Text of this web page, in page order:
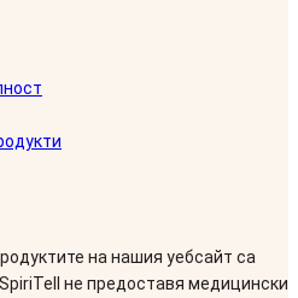
на нашия уебсайт са
не предоставя медицински